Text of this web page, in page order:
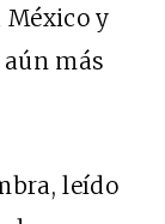
y
más
leído